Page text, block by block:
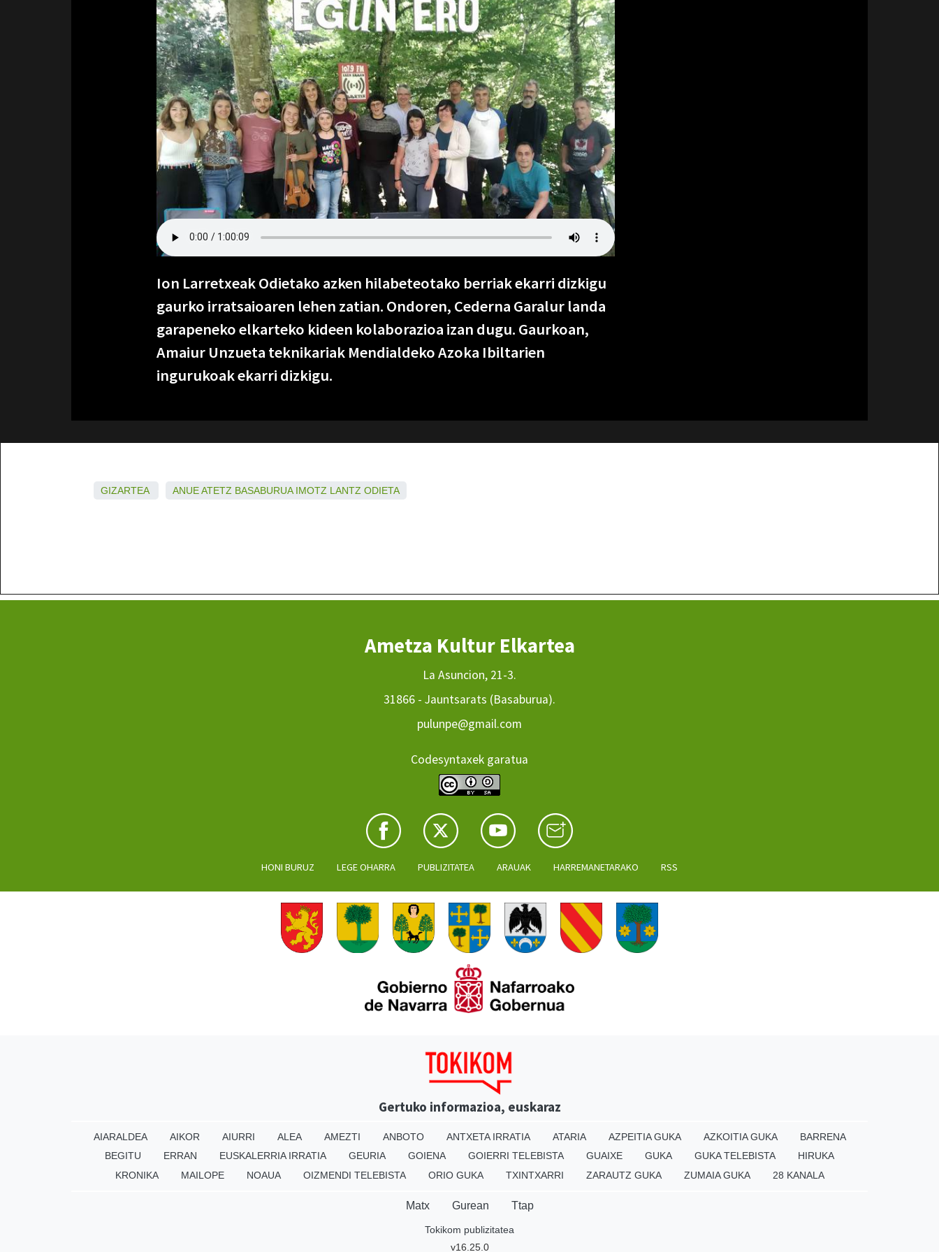
Ion Larretxeak Odietako azken hilabeteotako berriak ekarri dizkigu
gaurko irratsaioaren lehen zatian. Ondoren, Cederna Garalur landa
garapeneko elkarteko kideen kolaborazioa izan dugu. Gaurkoan,
Amaiur Unzueta teknikariak Mendialdeko Azoka Ibiltarien
ingurukoak ekarri dizkigu.
GIZARTEA ANUEATETZ BASABURUA IMOTZ LANTZ ODIETA
Ametza Kultur Elkartea
La Asuncion, 21-3.
31866 - Jauntsarats (Basaburua).
pulunpe@gmail.com
Codesyntaxek garatua
HONI BURUZ LEGE OHARRA PUBLIZITATEA ARAUAK HARREMANETARAKO RSS
Gertuko informazioa, euskaraz
AIARALDEA AIKOR AIURRI ALEA AMEZTI ANBOTO ANTXETA IRRATIA ATARIA AZPEITIA GUKA AZKOITIA GUKA
BARRENA
BEGITU
ERRAN EUSKALERRIA IRRATIA GEURIA GOIENA GOIERRI TELEBISTA GUAIXE GUKA GUKA TELEBISTA
HIRUKA
KRONIKA
MAILOPE NOAUA OIZMENDI TELEBISTA ORIO GUKA TXINTXARRI ZARAUTZ GUKA ZUMAIA GUKA 28 KANALA
Matx Gurean Ttap
Tokikom publizitatea
v16.25.0